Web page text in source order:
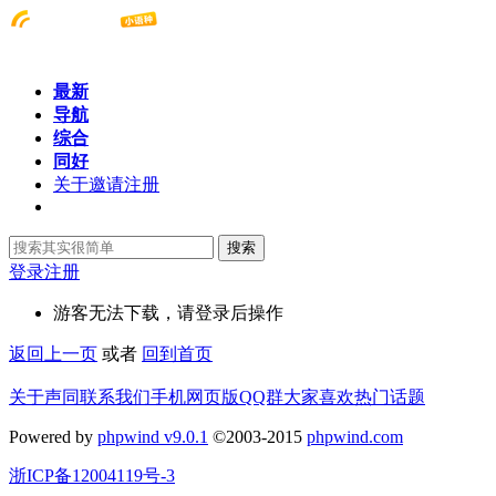
最新
导航
综合
同好
关于邀请注册
搜索
登录注册
游客无法下载，请登录后操作
返回上一页 或者 回到首页
关于声同联系我们手机网页版QQ群大家喜欢热门话题
Powered by phpwind v9.0.1 ©2003-2015 phpwind.com
浙ICP备12004119号-3